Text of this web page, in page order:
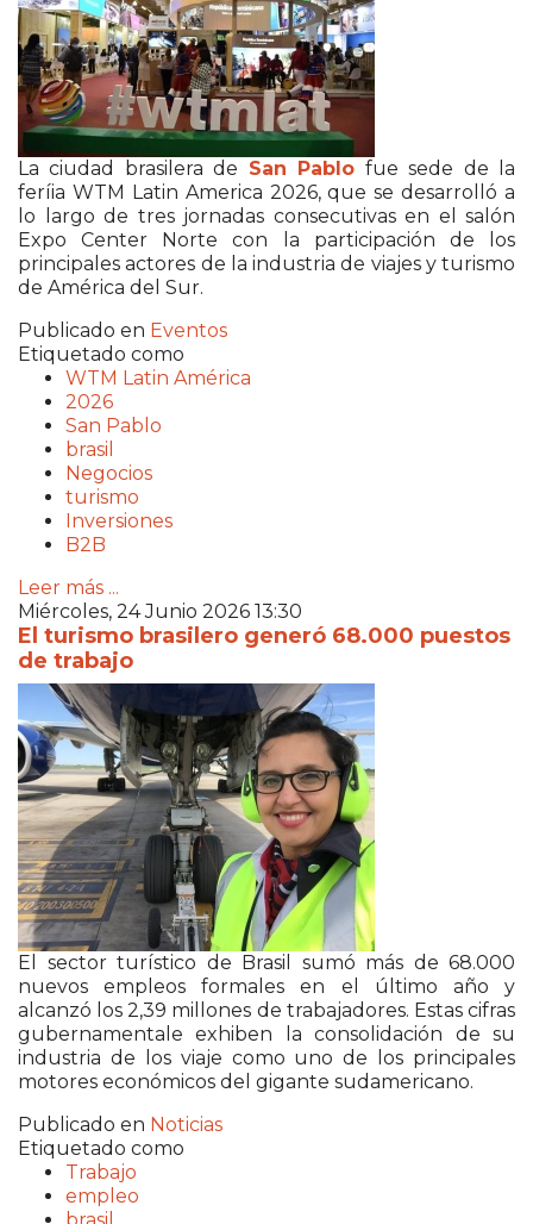
La ciudad brasilera de San Pablo fue sede de la
feríia WTM Latin America 2026, que se desarrolló a
lo largo de tres jornadas consecutivas en el salón
Expo Center Norte con la participación de los
principales actores de la industria de viajes y turismo
de América del Sur.
Publicado en Eventos
Etiquetado como
WTM Latin América
2026
San Pablo
brasil
Negocios
turismo
Inversiones
B2B
Leer más ...
Miércoles, 24 Junio 2026 13:30
El turismo brasilero generó 68.000 puestos
de trabajo
El sector turístico de Brasil
sumó más de 68.000
nuevos empleos formales en el último año y
alcanzó los 2,39 millones de trabajadores. Estas cifras
gubernamentale exhiben la consolidación de su
industria de los viaje como uno de los principales
motores económicos del gigante sudamericano.
Publicado en Noticias
Etiquetado como
Trabajo
empleo
brasil